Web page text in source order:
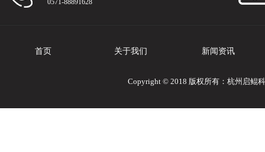
0571-88891628
首页 关于我们 新闻资讯
Copyright © 2018 版权所有：杭州启鲲